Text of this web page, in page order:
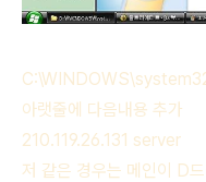
아랫줄에 다음내용 추가
210.119.26.131 server
저 같은 경우는 메인이 D